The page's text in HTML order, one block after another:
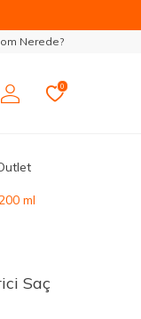
Nerede?
0
ml
Saç